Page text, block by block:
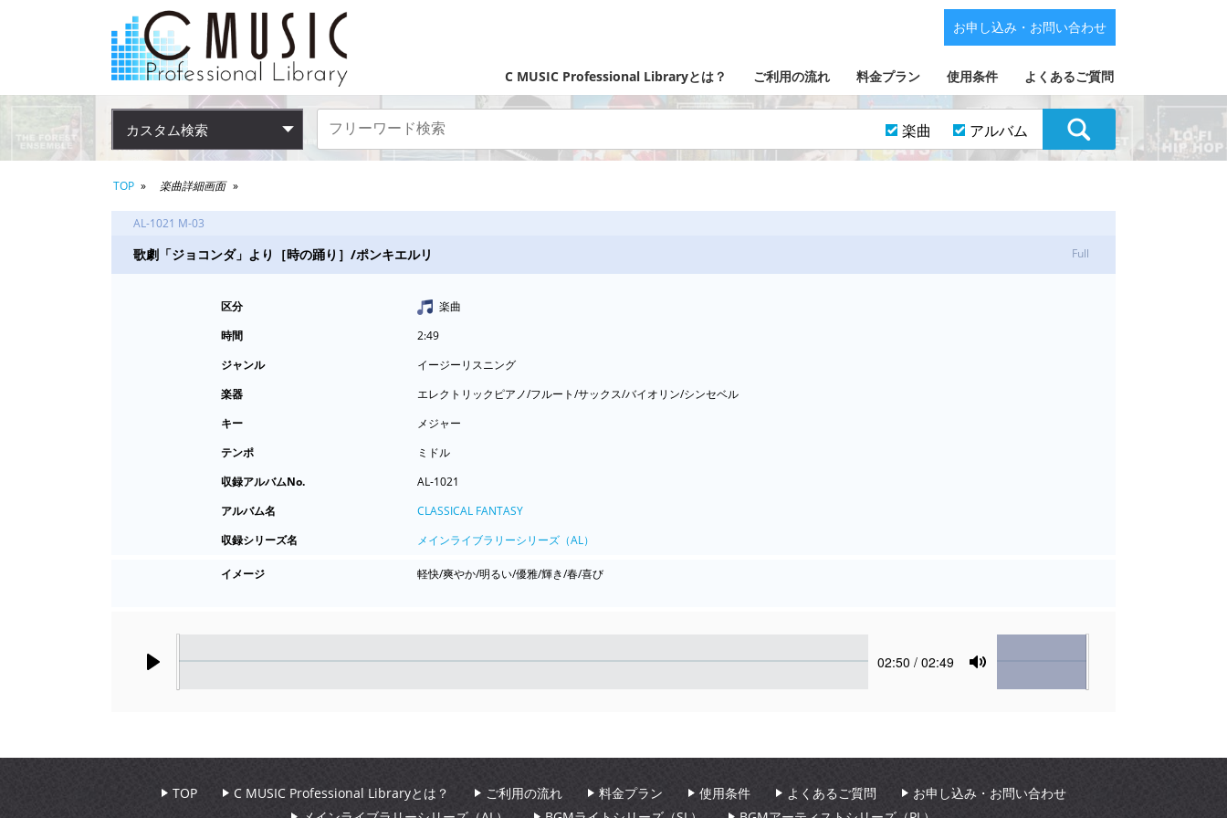
C MUSIC Professional Libraryとは？ ご利用の流れ 料金プラン 使用条件 よくあるご質問
お申し込み・お問い合わせ
カスタム検索 楽曲 アルバム
TOP 楽曲詳細画面
AL-1021 M-03
歌劇「ジョコンダ」より［時の踊り］/ポンキエルリ Full
区分
楽曲
時間
2:49
ジャンル
イージーリスニング
楽器
エレクトリックピアノ/フルート/サックス/バイオリン/シンセベル
キー
メジャー
テンポ
ミドル
収録アルバムNo.
AL-1021
アルバム名
CLASSICAL FANTASY
収録シリーズ名
メインライブラリーシリーズ（AL）
イメージ 軽快/爽やか/明るい/優雅/輝き/春/喜び
Current
02:50 / 02:49
Mute
Volume
TOP C MUSIC Professional Libraryとは？ ご利用の流れ 料金プラン 使用条件 よくあるご質問
お申し込み・お問い合わせ